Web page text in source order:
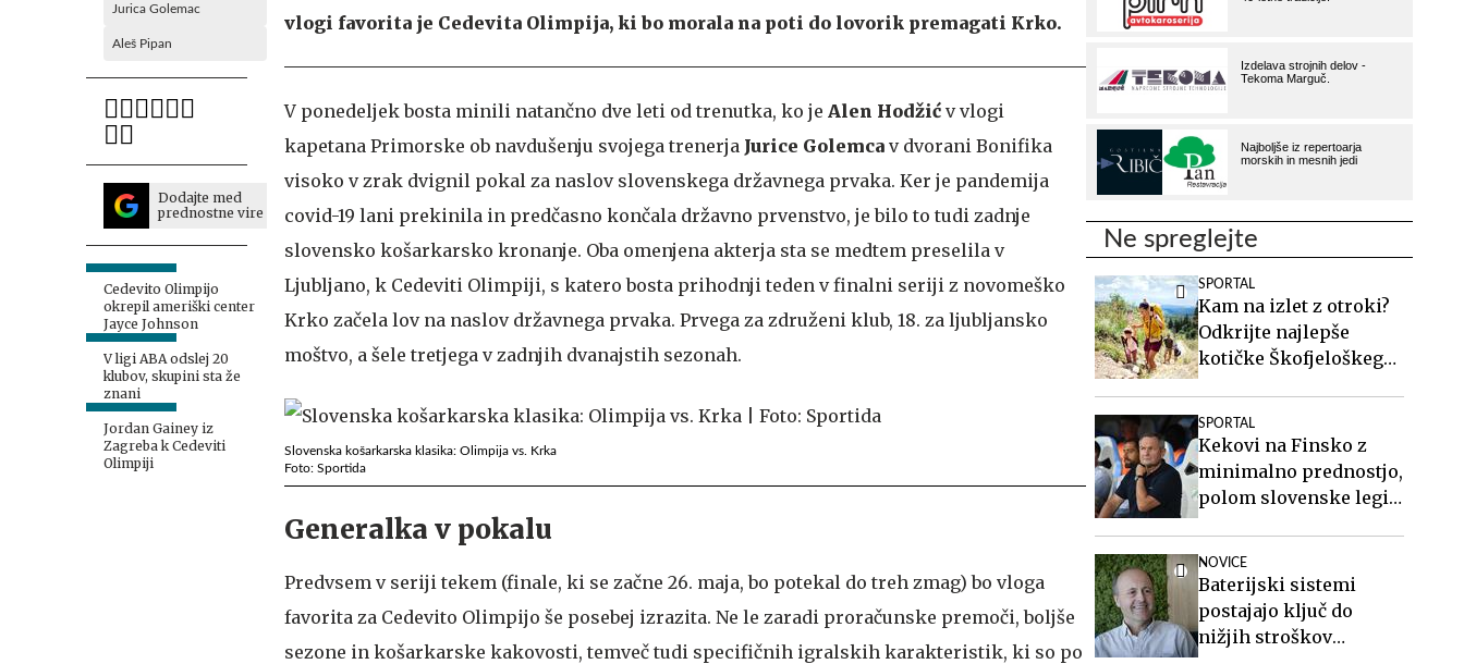
Jurica Golemac
Aleš Pipan
Dodajte med
prednostne vire
Cedevito Olimpijo
okrepil ameriški center
Jayce Johnson
V ligi ABA odslej 20
klubov, skupini sta že
znani
Jordan Gainey iz
Zagreba k Cedeviti
Olimpiji
vlogi favorita je Cedevita Olimpija, ki bo morala na poti do lovorik premagati Krko.
V ponedeljek bosta minili natančno dve leti od trenutka, ko je Alen Hodžić v vlogi
kapetana Primorske ob navdušenju svojega trenerja Jurice Golemca v dvorani Bonifika
visoko v zrak dvignil pokal za naslov slovenskega državnega prvaka. Ker je pandemija
covid-19 lani prekinila in predčasno končala državno prvenstvo, je bilo to tudi zadnje
slovensko košarkarsko kronanje. Oba omenjena akterja sta se medtem preselila v
Ljubljano, k Cedeviti Olimpiji, s katero bosta prihodnji teden v finalni seriji z novomeško
Krko začela lov na naslov državnega prvaka. Prvega za združeni klub, 18. za ljubljansko
moštvo, a šele tretjega v zadnjih dvanajstih sezonah.
Slovenska košarkarska klasika: Olimpija vs. Krka
Foto: Sportida
Generalka v pokalu
Predvsem v seriji tekem (finale, ki se začne 26. maja, bo potekal do treh zmag) bo vloga
favorita za Cedevito Olimpijo še posebej izrazita. Ne le zaradi proračunske premoči, boljše
sezone in košarkarske kakovosti, temveč tudi specifičnih igralskih karakteristik, ki so po
Ne spreglejte
SPORTAL
Kam na izlet z otroki?
Odkrijte najlepše
kotičke Škofjeloškega
SPORTAL
Kekovi na Finsko z
minimalno prednostjo,
polom slovenske legije
NOVICE
Baterijski sistemi
postajajo ključ do
nižjih stroškov